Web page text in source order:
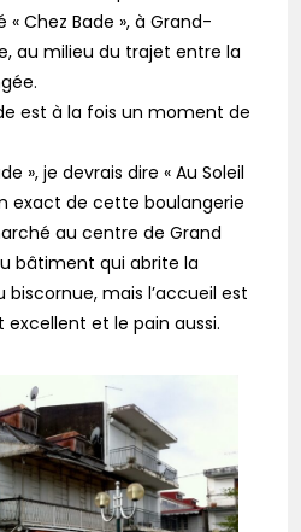
Chez Bade », à Grand-
au milieu du trajet entre la
est à la fois un moment de
», je devrais dire « Au Soleil
exact de cette boulangerie
au centre de Grand
bâtiment qui abrite la
mais l’accueil est
et le pain aussi.